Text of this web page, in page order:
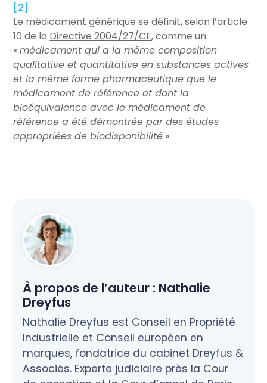
[2]
Le médicament générique se définit, selon l’article
10 de la Directive 2004/27/CE, comme un
«médicament qui a la même composition
qualitative et quantitative en substances actives
et la même forme pharmaceutique que le
médicament de référence et dont la
bioéquivalence avec le médicament de
référence a été démontrée par des études
appropriées de biodisponibilité ».
À propos de l’auteur : Nathalie
Dreyfus
Nathalie Dreyfus est Conseil en Propriété
Industrielle et Conseil européen en
marques, fondatrice du cabinet Dreyfus &
Associés. Experte judiciaire près la Cour